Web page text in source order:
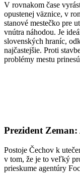
V rovnakom čase
opustenej väznice, v
stanové mestečko pre
vnútra náhodou. Je
slovenských hraníc,
najčastejšie. Proti
problémy mestu
Prezident
Postoje Čechov k
v tom, že je to veľký
prieskume agentúry